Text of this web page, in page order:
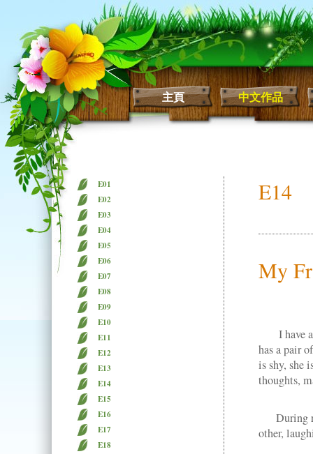
主頁 中文作品
E01
E02
E03
E04
E05
E06
E07
E08
E09
E10
E11
E12
E13
E14
E15
E16
E17
E18
E14
My
I have a
has a pair
is shy, she
thoughts,
During
other,